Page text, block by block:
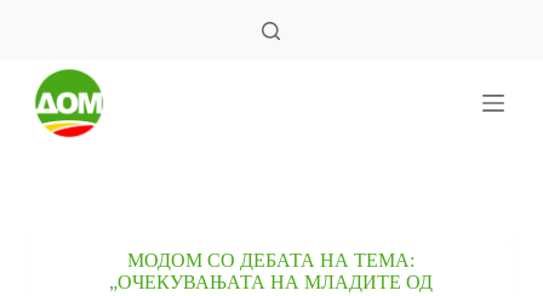
МОДОМ СО ДЕБАТА НА ТЕМА:
„ОЧЕКУВАЊАТА НА МЛАДИТЕ ОД